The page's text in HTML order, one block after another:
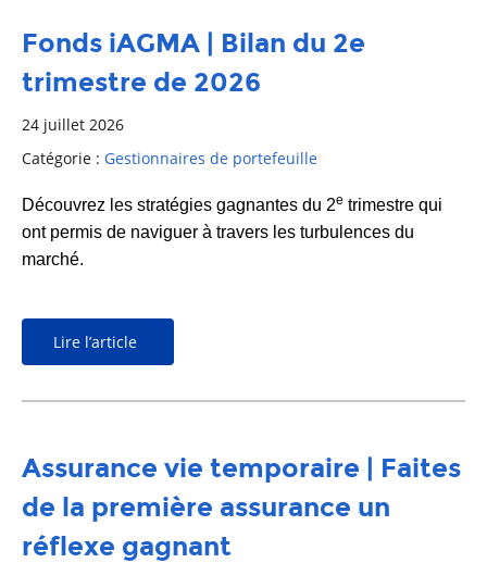
Fonds iAGMA | Bilan du 2e
trimestre de 2026
24 juillet 2026
Catégorie : Gestionnaires de portefeuille
Découvrez les stratégies gagnantes du 2e trimestre qui
ont permis de naviguer à travers les turbulences du
marché.
Lire l’article
Assurance vie temporaire | Faites
de la première assurance un
réflexe gagnant